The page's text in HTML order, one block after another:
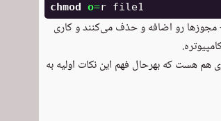
chmod o=
مجوزها رو اضافه و حذف می‌کنند و کاری
هم هست که بهرحال فهم این نکات اولیه به